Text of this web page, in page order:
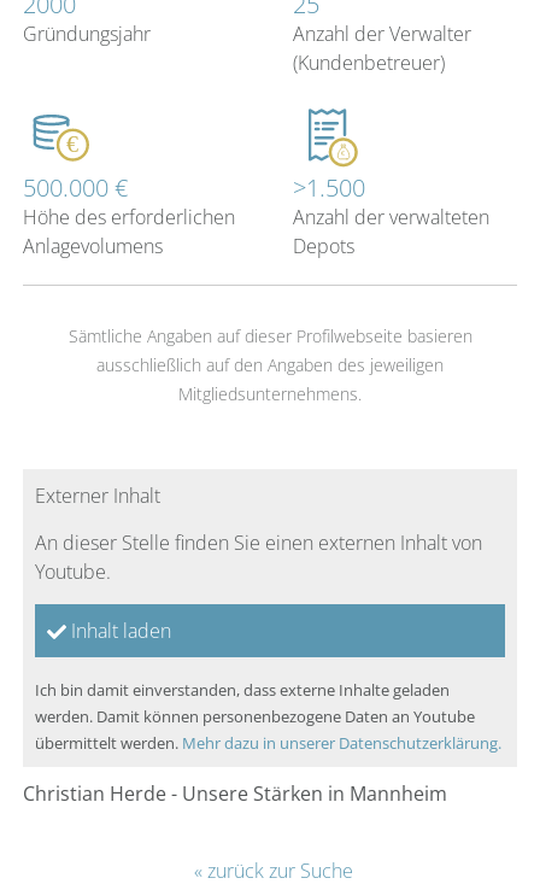
Gründungsjahr
Anzahl der Verwalter
(Kundenbetreuer)
500.000 €
Höhe des erforderlichen
Anlagevolumens
>1.500
Anzahl der verwalteten
Depots
Sämtliche Angaben auf dieser Profilwebseite basieren
ausschließlich auf den Angaben des jeweiligen
Mitgliedsunternehmens.
Externer Inhalt
An dieser Stelle finden Sie einen externen Inhalt von
Youtube.
Inhalt laden
Ich bin damit einverstanden, dass externe Inhalte geladen
werden. Damit können personenbezogene Daten an Youtube
übermittelt werden. Mehr dazu in unserer Datenschutzerklärung.
Christian Herde - Unsere Stärken in Mannheim
« zurück zur Suche